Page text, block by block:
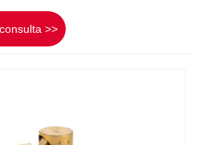
>>